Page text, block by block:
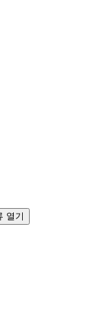
열기